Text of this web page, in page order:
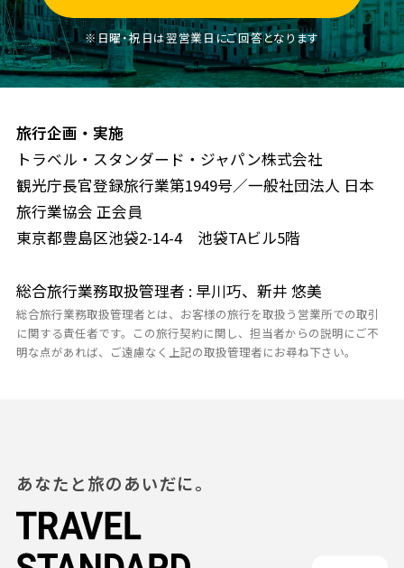
※日曜・祝日は翌営業日にご回答となります
旅行企画・実施
トラベル・スタンダード・ジャパン株式会社
観光庁長官登録旅行業第1949号／一般社団法人 日本
旅行業協会 正会員
東京都豊島区池袋2-14-4 池袋TAビル5階
総合旅行業務取扱管理者 : 早川巧、新井 悠美
総合旅行業務取扱管理者とは、お客様の旅行を取扱う営業所での取引
に関する責任者です。この旅行契約に関し、担当者からの説明にご不
明な点があれば、ご遠慮なく上記の取扱管理者にお尋ね下さい。
あなたと旅のあいだに。